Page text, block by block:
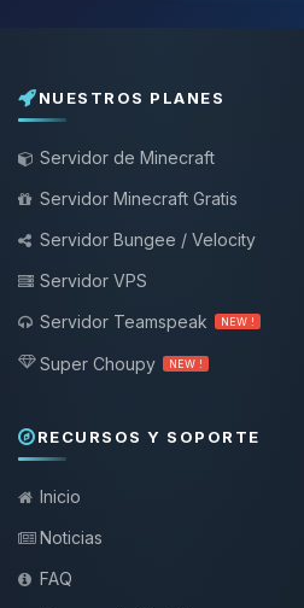
NUESTROS PLANES
Servidor de Minecraft
Servidor Minecraft Gratis
Servidor Bungee / Velocity
Servidor VPS
Servidor Teamspeak
NEW !
Super Choupy NEW !
RECURSOS Y SOPORTE
Inicio
Noticias
FAQ